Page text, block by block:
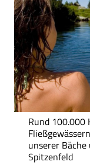
Rund 100.000
unserer
Spitzenfeld